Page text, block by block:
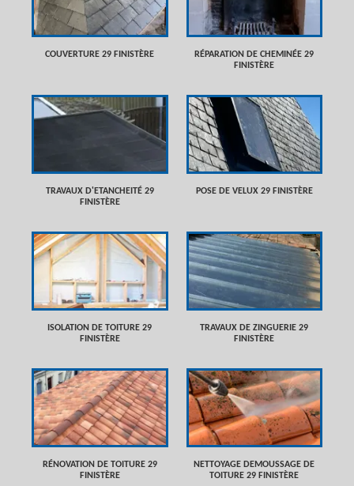
COUVERTURE 29 FINISTÈRE
RÉPARATION DE CHEMINÉE 29
FINISTÈRE
TRAVAUX D'ETANCHEITÉ 29
FINISTÈRE
POSE DE VELUX 29 FINISTÈRE
ISOLATION DE TOITURE 29
FINISTÈRE
TRAVAUX DE ZINGUERIE 29
FINISTÈRE
RÉNOVATION DE TOITURE 29
FINISTÈRE
NETTOYAGE DEMOUSSAGE DE
TOITURE 29 FINISTÈRE